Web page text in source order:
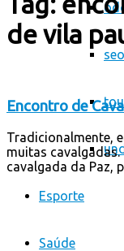
Esporte
Saúde
de vila
Encontro de
Tradicionalmente,
muitas cavalgadas.
cavalgada da Paz,